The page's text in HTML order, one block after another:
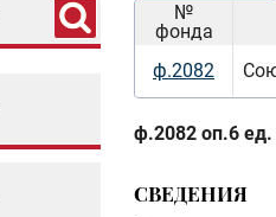
№
фонда
ф.2082
ф.2082 оп.6 ед.
СВЕДЕНИЯ